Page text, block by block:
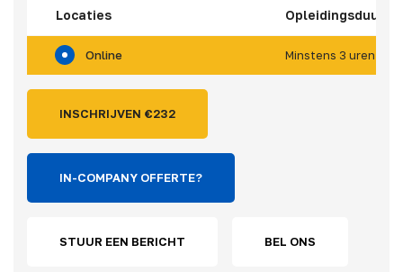
Locaties Opleidingsduur
Online Minstens 3 uren (*)
INSCHRIJVEN €232
IN-COMPANY OFFERTE?
STUUR EEN BERICHT BEL ONS